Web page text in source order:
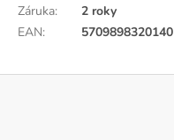
Záruka:
2 roky
EAN: 5709898320140
Z